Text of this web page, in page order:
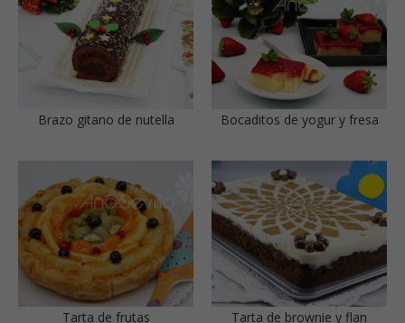
Brazo gitano de nutella Bocaditos de yogur y fresa
Tarta de frutas Tarta de brownie y flan